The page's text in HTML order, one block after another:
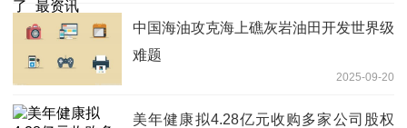
中国海油攻克海上礁灰岩油田开发世界级
难题
2025-09-20
美年健康拟4.28亿元收购多家公司股权